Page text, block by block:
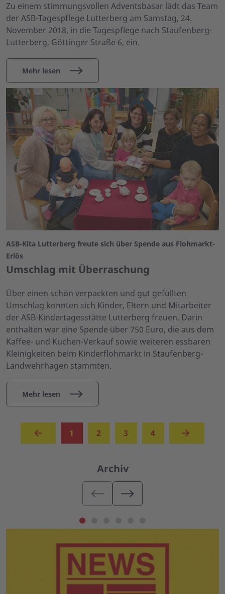
Zu einem stimmungsvollen Adventsbasar lädt das Team
der ASB-Tagespflege Lutterberg am Samstag, 24.
November 2018, in die Tagespflege nach Staufenberg-
Lutterberg, Göttinger Straße 6, ein.
Mehr lesen
ASB-Kita Lutterberg freute sich über Spende aus Flohmarkt-
Erlös
Umschlag mit Überraschung
Über einen schön verpackten und gut gefüllten
Umschlag konnten sich Kinder, Eltern und Mitarbeiter
der ASB-Kindertagesstätte Lutterberg freuen. Darin
enthalten war eine Spende über 750 Euro, die aus dem
Kaffee- und Kuchen-Verkauf sowie weiteren essbaren
Kleinigkeiten beim Kinderflohmarkt in Staufenberg-
Landwehrhagen stammten.
Mehr lesen
1 (aktuell)
2 3 4
Archiv